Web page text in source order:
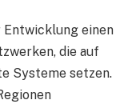
Entwicklung einen
die auf
Systeme setzen.